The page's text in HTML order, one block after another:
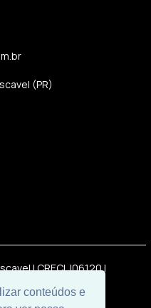
conteúdos e
(PR)
| CRECI J06120 |